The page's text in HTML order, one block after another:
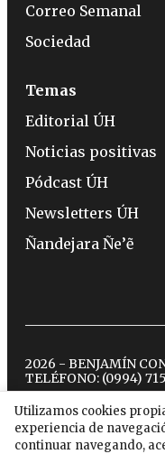
Utilizamos cookies
experiencia de
continuar navegando,
Correo Semanal
Sociedad
Temas
Editorial ÚH
Noticias positivas
Pódcast ÚH
Newsletters ÚH
Ñandejara Ñe’ẽ
2026 - BENJAMÍN
TELÉFONO: (0994)
twitter